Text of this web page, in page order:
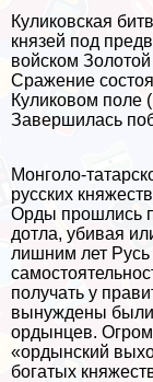
Куликовская
князей под
войском
Сражение
Куликовом поле
Завершилась
Монголо-
русских
Орды прошлись
дотла, убивая
лишним лет
получать у
вынуждены были
ордынцев.
«ордынский
богатых